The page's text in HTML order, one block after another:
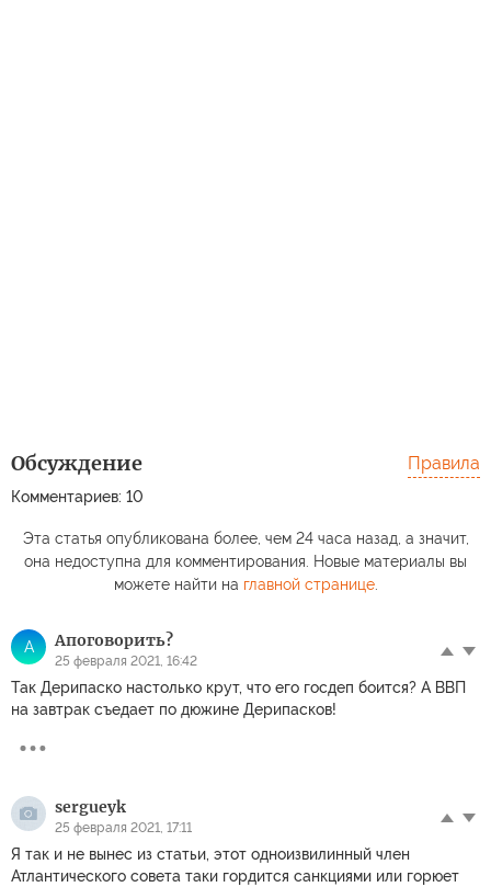
Обсуждение
Комментариев: 10
Правила
Эта статья опубликована более, чем 24 часа назад, а значит,
она недоступна для комментирования. Новые материалы вы
можете найти на главной странице.
А Апоговорить?
25 февраля 2021, 16:42
Так Дерипаско настолько крут, что его госдеп боится? А ВВП
на завтрак съедает по дюжине Дерипасков!
sergueyk
25 февраля 2021, 17:11
Я так и не вынес из статьи, этот одноизвилинный член
Атлантического совета таки гордится санкциями или горюет